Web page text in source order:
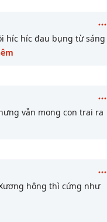
híc híc đau bụng từ sáng
vẫn mong con trai ra
hông thì cứng như